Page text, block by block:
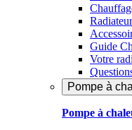
Guide
Votre
Pompe à
Pompe à